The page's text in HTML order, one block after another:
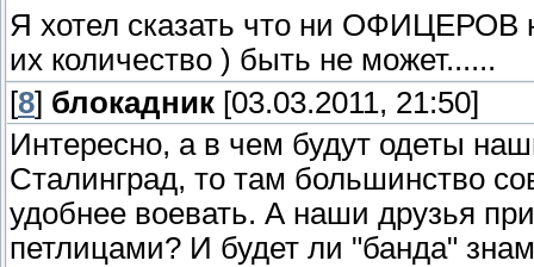
Я хотел сказать что ни ОФИЦЕРОВ
их количество ) быть не может......
[8] блокадник [03.03.2011, 21:50]
Интересно, а в чем будут одеты
Сталинград, то там большинство
удобнее воевать. А наши друзья
петлицами? И будет ли "банда"